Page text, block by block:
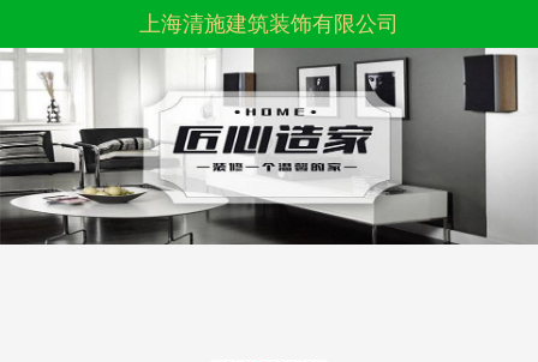
上海清施建筑装饰有限公司